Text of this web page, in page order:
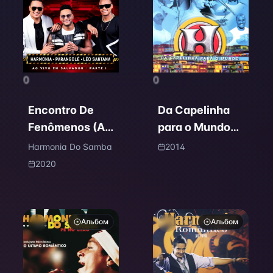
0
Encontro De
Fenômenos (Ao
Vivo / Part. I)
Harmonia Do Samba
2020
0
Da Capelinha
para o Mundo
(Ao Vivo)
2014
Альбом Альбом